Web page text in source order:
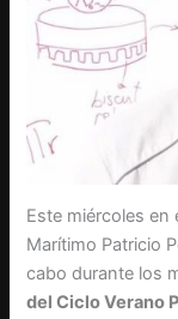
Este miércoles en
Marítimo Patricio
cabo durante los
del Ciclo Verano